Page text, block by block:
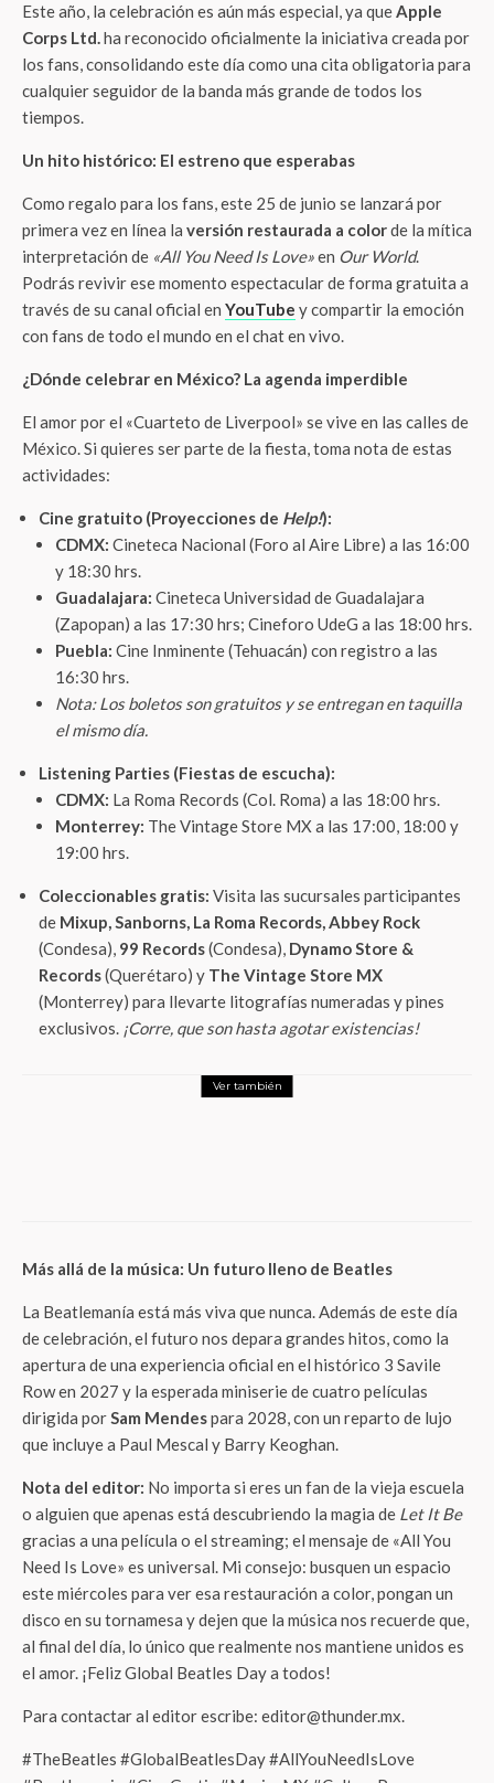
Este año, la celebración es aún más especial, ya queApple
Corps Ltd.ha reconocido oficialmente la iniciativa creada por
los fans, consolidando este día como una cita obligatoria para
cualquier seguidor de la banda más grande de todos los
tiempos.
Un hito histórico: El estreno que esperabas
Como regalo para los fans, este 25 de junio se lanzará por
primera vez en línea la versión restaurada a colorde la mítica
interpretación de «All You Need Is Love»en Our World.
Podrás revivir ese momento espectacular de forma gratuita a
través de su canal oficial en YouTube y compartir la emoción
con fans de todo el mundo en el chat en vivo.
¿Dónde celebrar en México? La agenda imperdible
El amor por el «Cuarteto de Liverpool» se vive en las calles de
México. Si quieres ser parte de la fiesta, toma nota de estas
actividades:
Cine gratuito (Proyecciones de Help!):
CDMX: Cineteca Nacional (Foro al Aire Libre) a las 16:00
y 18:30 hrs.
Guadalajara: Cineteca Universidad de Guadalajara
(Zapopan) a las 17:30 hrs; Cineforo UdeG a las 18:00 hrs.
Puebla: Cine Inminente (Tehuacán) con registro a las
16:30 hrs.
Nota: Los boletos son gratuitos y se entregan en taquilla
el mismo día.
Listening Parties (Fiestas de escucha):
CDMX: La Roma Records (Col. Roma) a las 18:00 hrs.
Monterrey: The Vintage Store MX a las 17:00, 18:00 y
19:00 hrs.
Coleccionables gratis: Visita las sucursales participantes
de Mixup, Sanborns, La Roma Records, Abbey Rock
(Condesa), 99 Records(Condesa), Dynamo Store &
Records(Querétaro) y The Vintage Store MX
(Monterrey) para llevarte litografías numeradas y pines
exclusivos. ¡Corre, que son hasta agotar existencias!
Ver también
Más allá de la música: Un futuro lleno de Beatles
La Beatlemanía está más viva que nunca. Además de este día
de celebración, el futuro nos depara grandes hitos, como la
apertura de una experiencia oficial en el histórico 3 Savile
Row en 2027 y la esperada miniserie de cuatro películas
dirigida porSam Mendespara 2028, con un reparto de lujo
que incluye a Paul Mescal y Barry Keoghan.
Nota del editor: No importa si eres un fan de la vieja escuela
o alguien que apenas está descubriendo la magia de Let It Be
gracias a una película o el streaming; el mensaje de «All You
Need Is Love» es universal. Mi consejo: busquen un espacio
este miércoles para ver esa restauración a color, pongan un
disco en su tornamesa y dejen que la música nos recuerde que,
al final del día, lo único que realmente nos mantiene unidos es
el amor. ¡Feliz Global Beatles Day a todos!
Para contactar al editor escribe: editor@thunder.mx.
#TheBeatles #GlobalBeatlesDay #AllYouNeedIsLove